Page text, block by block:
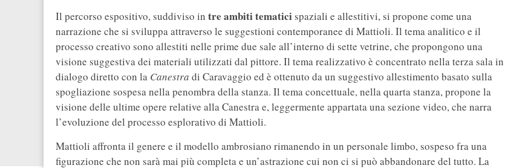
Il percorso espositivo, suddiviso in tre ambiti tematici spaziali e allestitivi, si propone come una
narrazione che si sviluppa attraverso le suggestioni contemporanee di Mattioli. Il tema analitico e il
processo creativo sono allestiti nelle prime due sale all’interno di sette vetrine, che propongono una
visione suggestiva dei materiali utilizzati dal pittore. Il tema realizzativo è concentrato nella terza sala in
dialogo diretto con la Canestra di Caravaggio ed è ottenuto da un suggestivo allestimento basato sulla
spogliazione sospesa nella penombra della stanza. Il tema concettuale, nella quarta stanza, propone la
visione delle ultime opere relative alla Canestra e, leggermente appartata una sezione video, che narra
l’evoluzione del processo esplorativo di Mattioli.
Mattioli affronta il genere e il modello ambrosiano rimanendo in un personale limbo, sospeso fra una
figurazione che non sarà mai più completa e un’astrazione cui non ci si può abbandonare del tutto. La